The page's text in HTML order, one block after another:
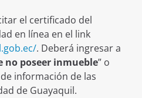
el certificado del
en línea en el link
. Deberá ingresar a
no poseer inmueble” o
información de las
de Guayaquil.